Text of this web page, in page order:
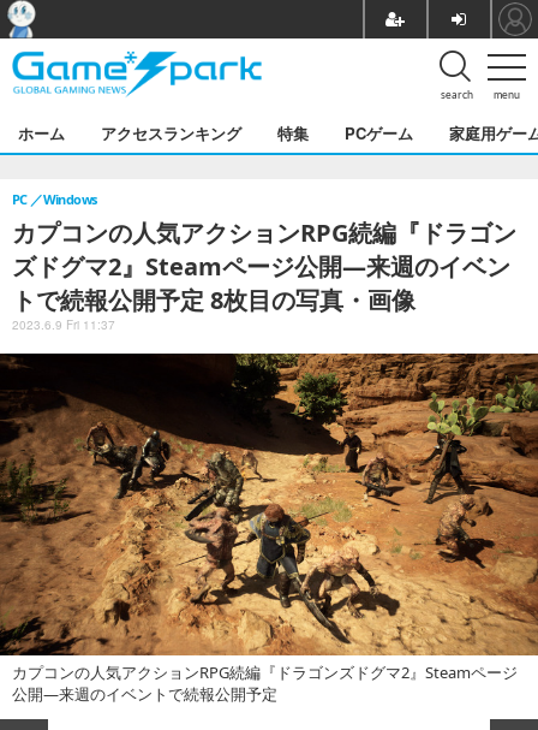
menu
search
ホーム アクセスランキング 特集 PCゲーム 家庭用ゲー
カプコンの人気アクションRPG続編『ドラゴン
ズドグマ2』Steamページ公開―来週のイベン
トで続報公開予定 8枚目の写真・画像
PC Windows
2023.6.9 Fri 11:37
カプコンの人気アクションRPG続編『ドラゴンズドグマ2』Steamページ
公開―来週のイベントで続報公開予定